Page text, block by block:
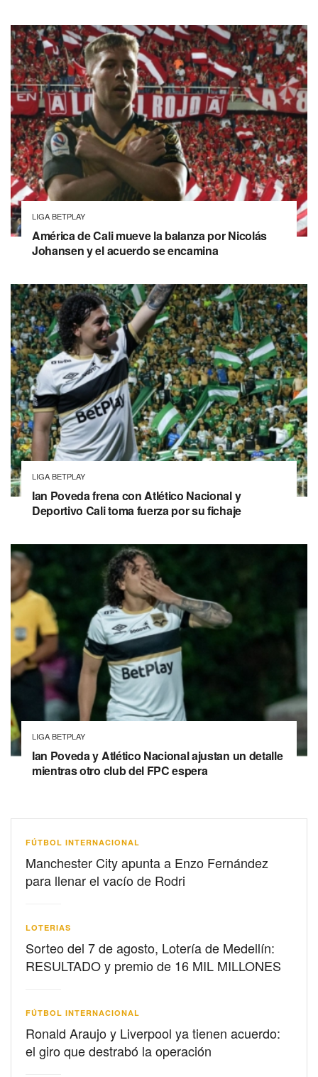
LIGA BETPLAY
América de Cali mueve la balanza por Nicolás
Johansen y el acuerdo se encamina
LIGA BETPLAY
Ian Poveda frena con Atlético Nacional y
Deportivo Cali toma fuerza por su fichaje
LIGA BETPLAY
Ian Poveda y Atlético Nacional ajustan un detalle
mientras otro club del FPC espera
FÚTBOL INTERNACIONAL
Manchester City apunta a Enzo Fernández
para llenar el vacío de Rodri
LOTERIAS
Sorteo del 7 de agosto, Lotería de Medellín:
RESULTADO y premio de 16 MIL MILLONES
FÚTBOL INTERNACIONAL
Ronald Araujo y Liverpool ya tienen acuerdo:
el giro que destrabó la operación